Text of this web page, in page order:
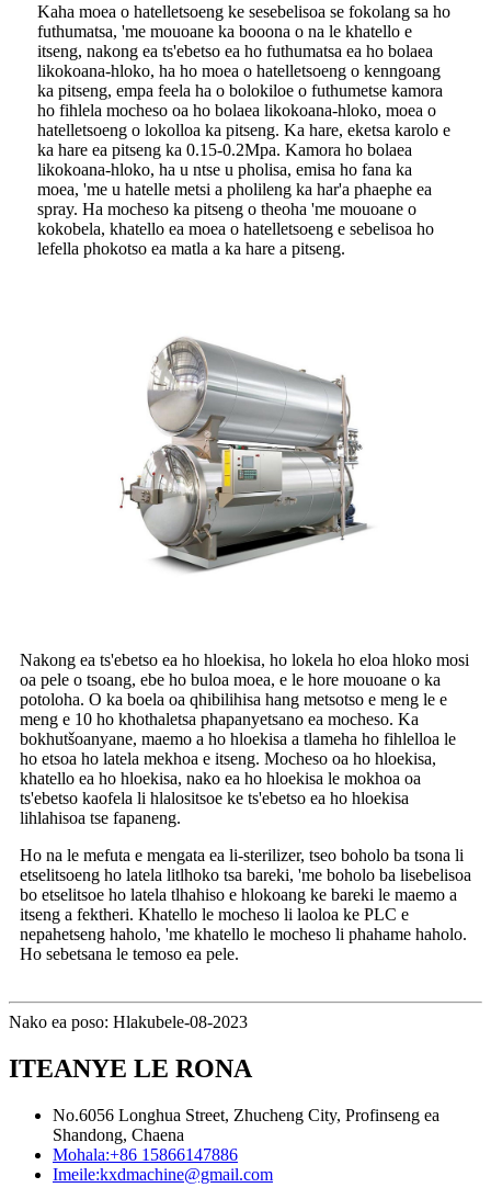
Kaha moea o hatelletsoeng ke sesebelisoa se fokolang sa ho
futhumatsa, 'me mouoane ka booona o na le khatello e
itseng, nakong ea ts'ebetso ea ho futhumatsa ea ho bolaea
likokoana-hloko, ha ho moea o hatelletsoeng o kenngoang
ka pitseng, empa feela ha o bolokiloe o futhumetse kamora
ho fihlela mocheso oa ho bolaea likokoana-hloko, moea o
hatelletsoeng o lokolloa ka pitseng. Ka hare, eketsa karolo e
ka hare ea pitseng ka 0.15-0.2Mpa. Kamora ho bolaea
likokoana-hloko, ha u ntse u pholisa, emisa ho fana ka
moea, 'me u hatelle metsi a pholileng ka har'a phaephe ea
spray. Ha mocheso ka pitseng o theoha 'me mouoane o
kokobela, khatello ea moea o hatelletsoeng e sebelisoa ho
lefella phokotso ea matla a ka hare a pitseng.
Nakong ea ts'ebetso ea ho hloekisa, ho lokela ho eloa hloko mosi
oa pele o tsoang, ebe ho buloa moea, e le hore mouoane o ka
potoloha. O ka boela oa qhibilihisa hang metsotso e meng le e
meng e 10 ho khothaletsa phapanyetsano ea mocheso. Ka
bokhutšoanyane, maemo a ho hloekisa a tlameha ho fihlelloa le
ho etsoa ho latela mekhoa e itseng. Mocheso oa ho hloekisa,
khatello ea ho hloekisa, nako ea ho hloekisa le mokhoa oa
ts'ebetso kaofela li hlalositsoe ke ts'ebetso ea ho hloekisa
lihlahisoa tse fapaneng.
Ho na le mefuta e mengata ea li-sterilizer, tseo boholo ba tsona li
etselitsoeng ho latela litlhoko tsa bareki, 'me boholo ba lisebelisoa
bo etselitsoe ho latela tlhahiso e hlokoang ke bareki le maemo a
itseng a fektheri. Khatello le mocheso li laoloa ke PLC e
nepahetseng haholo, 'me khatello le mocheso li phahame haholo.
Ho sebetsana le temoso ea pele.
Nako ea poso: Hlakubele-08-2023
ITEANYE LE RONA
No.6056 Longhua Street, Zhucheng City, Profinseng ea
Shandong, Chaena
Mohala:+86 15866147886
Imeile:kxdmachine@gmail.com